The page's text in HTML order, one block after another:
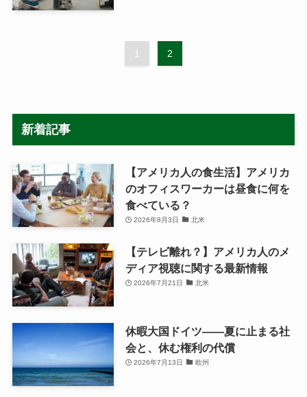
1 2
新着記事
【アメリカ人の食生活】アメリカ
のオフィスワーカーは昼食に何を
食べている？
2026年8月3日 北米
【テレビ離れ？】アメリカ人のメ
ディア視聴に関する最新情報
2026年7月21日 北米
休暇大国ドイツ――夏に止まる社
会と、休む権利の代償
2026年7月13日 欧州